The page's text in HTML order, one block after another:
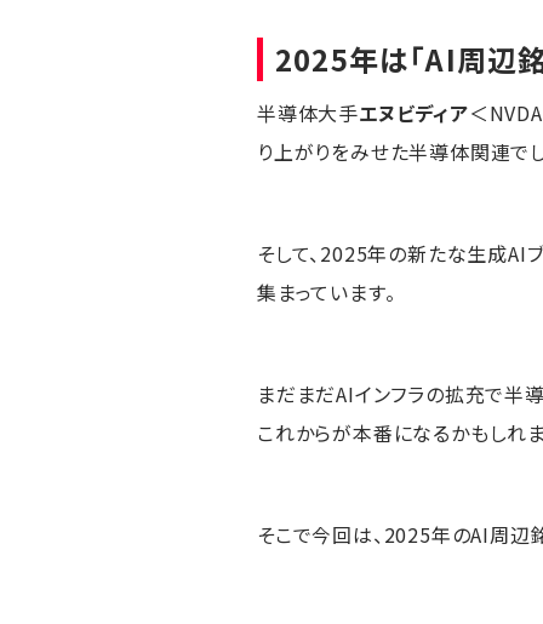
2025年は「AI周辺
半導体大手エヌビディア＜
り上がりをみせた半導体関連で
そして、2025年の新たな生成AI
集まっています。
まだまだAIインフラの拡充で半
これからが本番になるかもしれ
そこで今回は、2025年のAI周辺